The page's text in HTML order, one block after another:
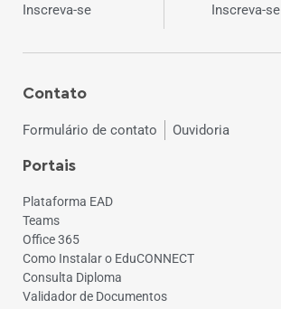
Inscreva-se
Inscreva-se
Contato
Formulário de contato Ouvidoria
Portais
Plataforma EAD
Teams
Office 365
Como Instalar o EduCONNECT
Consulta Diploma
Validador de Documentos